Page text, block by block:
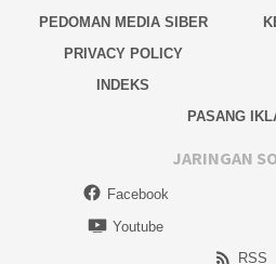
PEDOMAN MEDIA SIBER
PRIVACY POLICY
INDEKS
PASANG
JARINGAN
Facebook
Youtube
RSS